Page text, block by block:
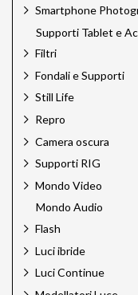
Jupio
Kaiser
Kaiser Pro
Kodak
Laowa Cine Pro
Lee Filters
Leica Sport Optics
LensGo
Linkstar
Lume Cube
Mamiya
Manfrotto
Mediajet
Smartphone
Supporti Tablet e
Filtri
Fondali e Supporti
Still Life
Repro
Camera oscura
Supporti RIG
Mondo Video
Mondo Audio
Flash
Luci ibride
Luci Continue